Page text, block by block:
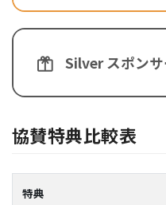
Silver スポンサ
協賛特典比較表
特典